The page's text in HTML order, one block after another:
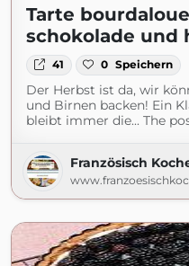
Tarte
schokolade und
41 0 Speichern
Der Herbst ist da, wir
und Birnen backen! Ein
bleibt immer die... The
Französisch